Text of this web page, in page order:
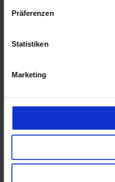
Präferenzen
Statistiken
Marketing